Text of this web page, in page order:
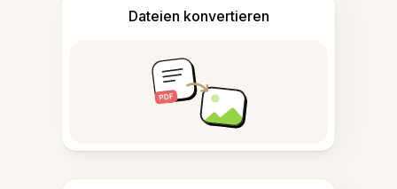
Dateien konvertieren